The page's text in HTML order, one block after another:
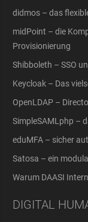
didmos – das
midPoint – die
Provisionierung
Shibboleth – SSO
Keycloak – Das
OpenLDAP –
SimpleSAMLphp –
eduMFA – sicher
Satosa – ein
Warum DAASI
DIGITAL